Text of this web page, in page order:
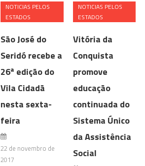
NOTICIAS PELOS
ESTADOS
São José do
Seridó recebe a
26ª edição do
Vila Cidadã
nesta sexta-
feira
22 de novembro de
2017
NOTICIAS PELOS
ESTADOS
Vitória da
Conquista
promove
educação
continuada do
Sistema Único
da Assistência
Social